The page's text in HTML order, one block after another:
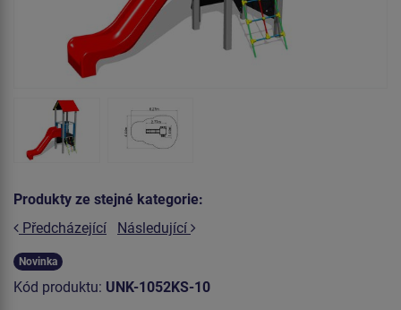
Produkty ze stejné kategorie:
Předcházející
Následující
Novinka
Kód produktu: UNK-1052KS-10